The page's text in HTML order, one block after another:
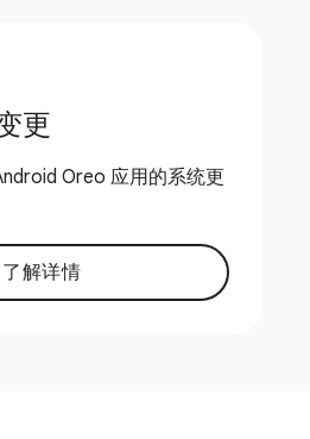
更
Oreo 应用的系统更
了解详情